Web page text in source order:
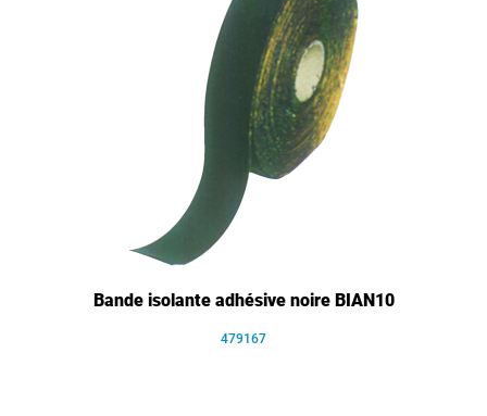
Bande isolante adhésive noire BIAN10
479167